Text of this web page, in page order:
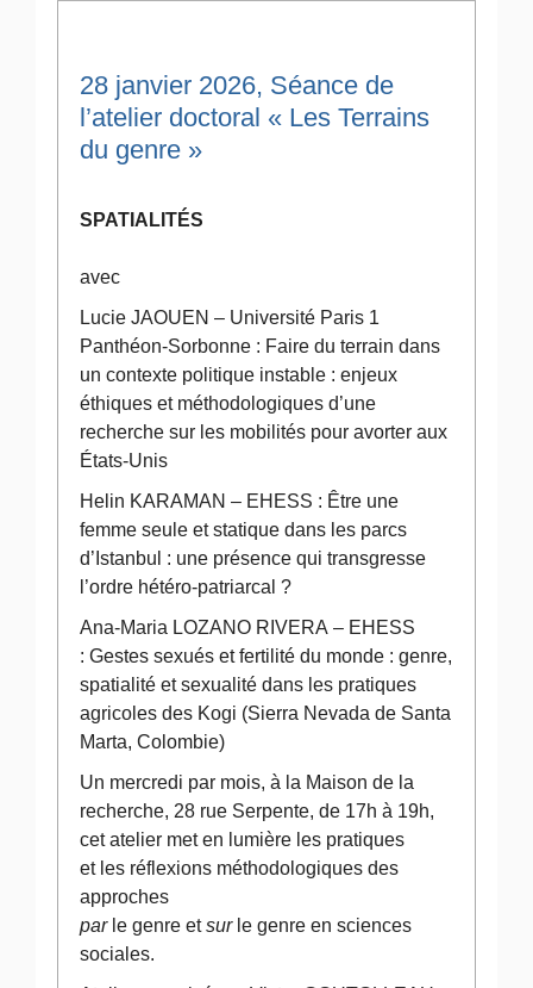
28 janvier 2026, Séance de
l’atelier doctoral « Les Terrains
du genre »
SPATIALITÉS
avec
Lucie JAOUEN – Université Paris 1
Panthéon-Sorbonne : Faire du terrain dans
un contexte politique instable : enjeux
éthiques et méthodologiques d’une
recherche sur les mobilités pour avorter aux
États-Unis
Helin KARAMAN – EHESS : Être une
femme seule et statique dans les parcs
d’Istanbul : une présence qui transgresse
l’ordre hétéro-patriarcal ?
Ana-Maria LOZANO RIVERA – EHESS
: Gestes sexués et fertilité du monde : genre,
spatialité et sexualité dans les pratiques
agricoles des Kogi (Sierra Nevada de Santa
Marta, Colombie)
Un mercredi par mois, à la Maison de la
recherche, 28 rue Serpente, de 17h à 19h,
cet atelier met en lumière les pratiques
et les réflexions méthodologiques des
approches
parle genre etsurle genre en sciences
sociales.